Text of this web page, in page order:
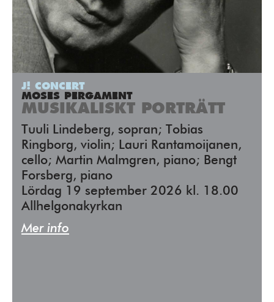
J! CONCERT
MOSES PERGAMENT
MUSIKALISKT PORTRÄTT
Tuuli Lindeberg, sopran; Tobias
Ringborg, violin; Lauri Rantamoijanen,
cello; Martin Malmgren, piano; Bengt
Forsberg, piano
Lördag 19 september 2026 kl. 18.00
Allhelgonakyrkan
Mer info